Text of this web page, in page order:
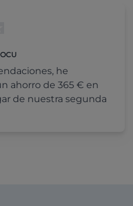
OCU
he
ahorro de 365 € en
de nuestra segunda